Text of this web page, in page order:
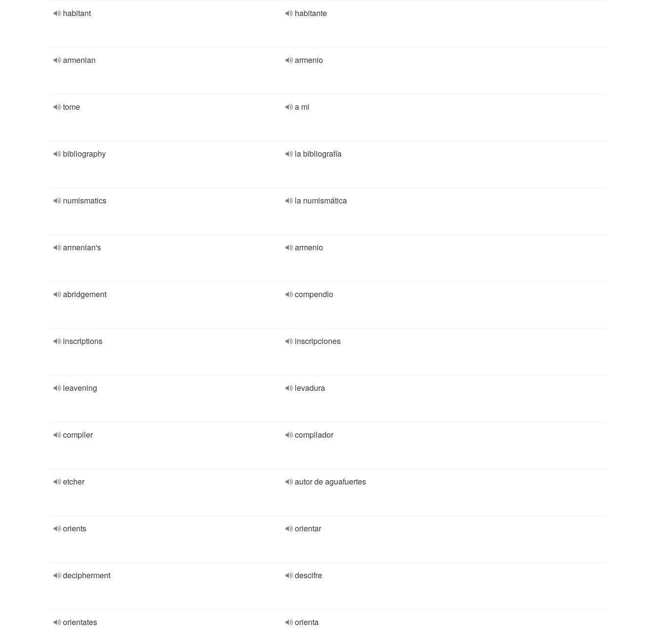
habitant habitante
armenian armenio
tome a mi
bibliography la bibliografía
numismatics la numismática
armenian's armenio
abridgement compendio
inscriptions inscripciones
leavening levadura
compiler compilador
etcher autor de aguafuertes
orients orientar
decipherment descifre
orientates orienta